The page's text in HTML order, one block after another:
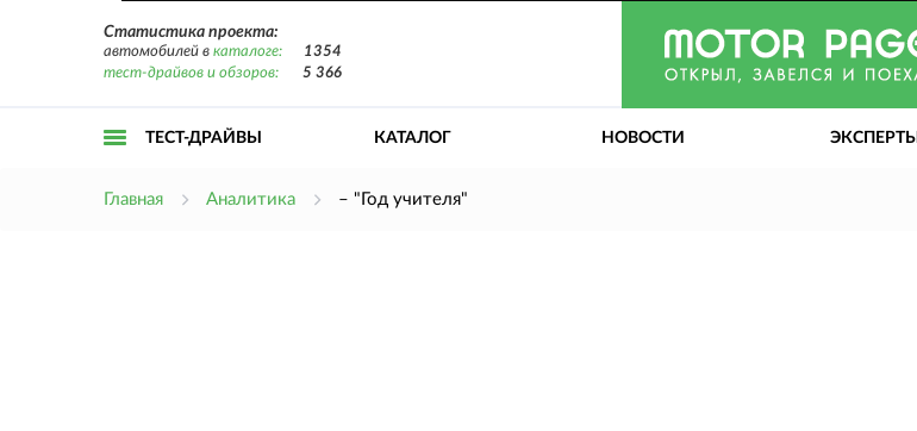
Статистика проекта:
автомобилей в каталоге:
1354
тест-драйвов и обзоров:
5 366
ТЕСТ-ДРАЙВЫ КАТАЛОГ НОВОСТИ ЭКСПЕРТЫ
Главная Аналитика – "Год учителя"